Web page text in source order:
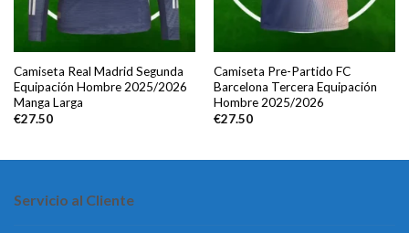
Camiseta Real Madrid Segunda
Equipación Hombre 2025/2026
Manga Larga
€27.50
Camiseta Pre-Partido FC
Barcelona Tercera Equipación
Hombre 2025/2026
€27.50
Servicio al Cliente